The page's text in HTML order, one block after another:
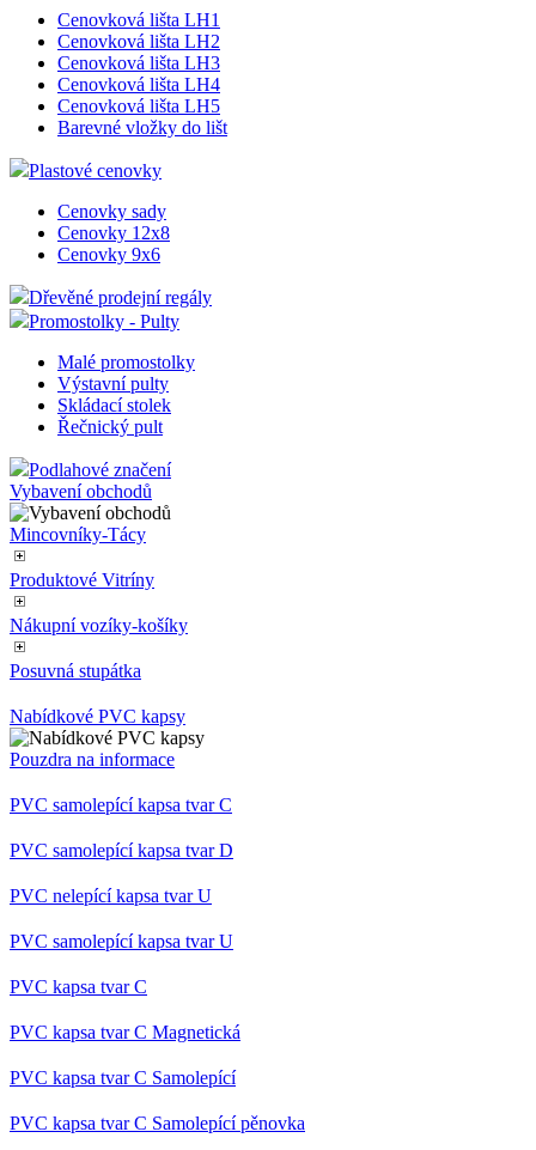
Cenovková lišta LH1
Cenovková lišta LH2
Cenovková lišta LH3
Cenovková lišta LH4
Cenovková lišta LH5
Barevné vložky do lišt
Plastové cenovky
Cenovky sady
Cenovky 12x8
Cenovky 9x6
Dřevěné prodejní regály
Promostolky - Pulty
Malé promostolky
Výstavní pulty
Skládací stolek
Řečnický pult
Podlahové značení
Vybavení obchodů
Mincovníky-Tácy
Produktové Vitríny
Nákupní vozíky-košíky
Posuvná stupátka
Nabídkové PVC kapsy
Pouzdra na informace
PVC samolepící kapsa tvar C
PVC samolepící kapsa tvar D
PVC nelepící kapsa tvar U
PVC samolepící kapsa tvar U
PVC kapsa tvar C
PVC kapsa tvar C Magnetická
PVC kapsa tvar C Samolepící
PVC kapsa tvar C Samolepící pěnovka